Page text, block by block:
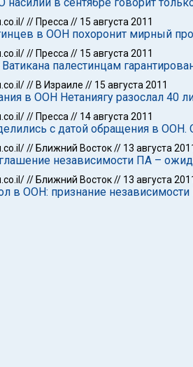
// Пресса // 15 августа 2011
в ООН похоронит мирный
// Пресса // 15 августа 2011
палестинцам
// В Израиле // 15 августа 2011
в ООН Нетаниягу разослал 40
// Пресса // 14 августа 2011
с датой обращения в ООН.
// Ближний Восток// 13 августа
независимости ПА –
// Ближний Восток// 13 августа
в ООН: признание